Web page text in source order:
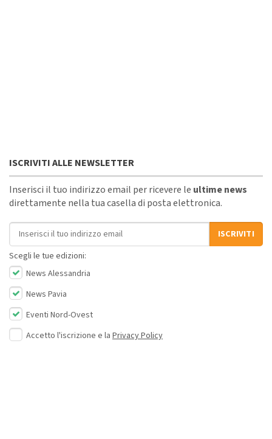
ISCRIVITI ALLE NEWSLETTER
Inserisci il tuo indirizzo email per ricevere le ultime news
direttamente nella tua casella di posta elettronica.
Indirizzo email
ISCRIVITI
Scegli le tue edizioni:
News Alessandria
News Pavia
Eventi Nord-Ovest
Accetto l'iscrizione e la Privacy Policy